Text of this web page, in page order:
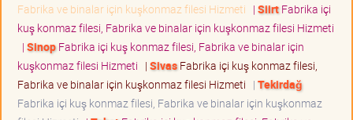
Fabrika ve binalar için kuşkonmaz filesi Hizmeti | SiirtFabrika içi
kuş konmaz filesi, Fabrika ve binalar için kuşkonmaz filesi Hizmeti
| SinopFabrika içi kuş konmaz filesi, Fabrika ve binalar için
kuşkonmaz filesi Hizmeti | SivasFabrika içi kuş konmaz filesi,
Fabrika ve binalar için kuşkonmaz filesi Hizmeti | Tekirdağ
Fabrika içi kuş konmaz filesi, Fabrika ve binalar için kuşkonmaz